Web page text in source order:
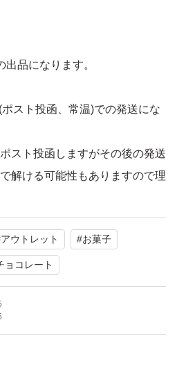
品になります。
スト投函、常温)での発送にな
スト投函しますがその後の発送
解ける可能性もありますので理
材なしで専用封筒に入れる梱包
中にも割れ等が発生することが
り値段が変動しますがご了承く
アウトレット #お菓子
ョコレート